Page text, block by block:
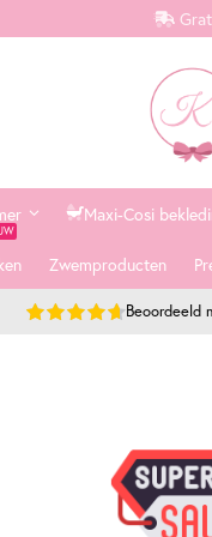
Maxi-Cosi
Zwemproducten
Beoordeeld